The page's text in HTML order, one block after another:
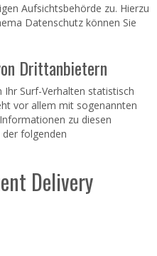
Aufsichtsbehörde zu. Hierzu
Datenschutz können Sie
Dritt­anbietern
Surf-Verhalten statistisch
vor allem mit sogenannten
zu diesen
folgenden
Delivery